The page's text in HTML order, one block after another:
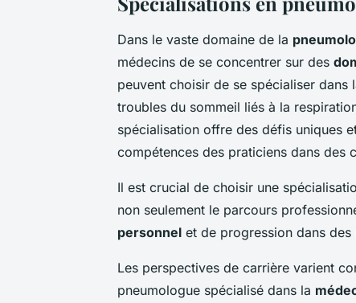
Dans le vaste domaine de la
médecins de se concentrer sur des
peuvent choisir de se spécialiser dans
troubles du sommeil liés à la
spécialisation offre des défis uniques
compétences des praticiens dans des
Il est crucial de choisir une
non seulement le parcours
personnel et de progression dans
Les perspectives de carrière varient
pneumologue spécialisé dans la